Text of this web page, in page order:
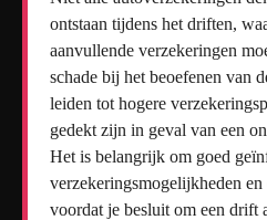
ontstaan tijdens het driften,
aanvullende verzekeringen
schade bij het beoefenen van
leiden tot hogere
gedekt zijn in geval van een
Het is belangrijk om goed
verzekeringsmogelijkheden
voordat je besluit om een drift